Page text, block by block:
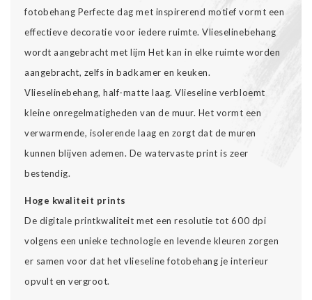
fotobehang Perfecte dag met inspirerend motief vormt een
effectieve decoratie voor iedere ruimte. Vlieselinebehang
wordt aangebracht met lijm Het kan in elke ruimte worden
aangebracht, zelfs in badkamer en keuken.
Vlieselinebehang, half-matte laag. Vlieseline verbloemt
kleine onregelmatigheden van de muur. Het vormt een
verwarmende, isolerende laag en zorgt dat de muren
kunnen blijven ademen. De watervaste print is zeer
bestendig.
Hoge kwaliteit prints
De digitale printkwaliteit met een resolutie tot 600 dpi
volgens een unieke technologie en levende kleuren zorgen
er samen voor dat het vlieseline fotobehang je interieur
opvult en vergroot.